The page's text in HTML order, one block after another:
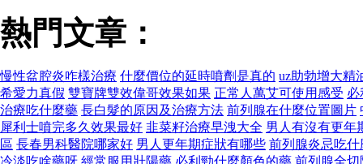
熱門文章：
慢性盆腔炎咋樣治療 什麼價位的延時噴劑是真的 uz助勃增大精
希愛力真假 雙寶牌雙效偉哥效果如果 正常人萬艾可使用感受 必
治療吃什麼藥 長白髮的原因及治療方法 前列腺在什麼位置圖片
犀利士噴完多久效果最好 韭菜籽治療早洩大全 男人有沒有更年
區 長春男科醫院哪家好 男人更年期症狀有哪些 前列腺炎忌吃什
冷淡吃啥藥呀 經常服用壯陽藥 必利勁什麼顏色的藥 前列腺全切